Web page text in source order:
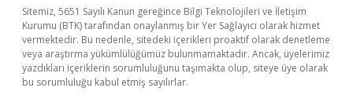
Sitemiz, 5651 Sayılı Kanun gereğince Bilgi Teknolojileri ve İletişim
Kurumu (BTK) tarafından onaylanmış bir Yer Sağlayıcı olarak hizmet
vermektedir. Bu nedenle, sitedeki içerikleri proaktif olarak denetleme
veya araştırma yükümlülüğümüz bulunmamaktadır. Ancak, üyelerimiz
yazdıkları içeriklerin sorumluluğunu taşımakta olup, siteye üye olarak
bu sorumluluğu kabul etmiş sayılırlar.